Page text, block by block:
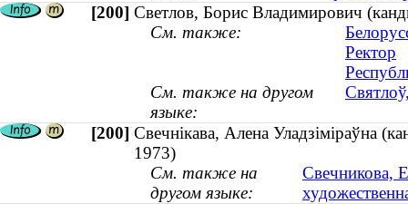
[200] Светлов, Борис Владимирович
См. также:
Ректор
См. также на другом
языке:
[200] Свечнікава, Алена Уладзіміраўна
1973)
См. также на
другом языке:
Свечникова,